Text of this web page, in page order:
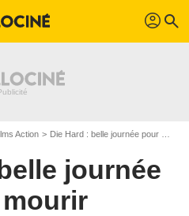
profil search
Action Die Hard : belle journée pour mourir
journée